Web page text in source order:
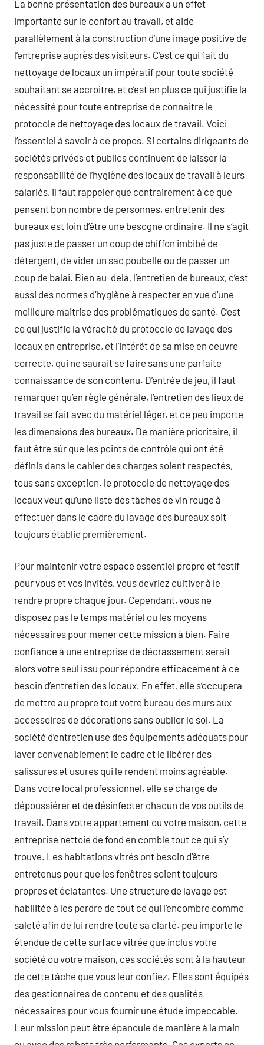
La bonne présentation des bureaux a un effet
importante sur le confort au travail, et aide
parallèlement à la construction d’une image positive de
l’entreprise auprès des visiteurs. C’est ce qui fait du
nettoyage de locaux un impératif pour toute société
souhaitant se accroitre, et c’est en plus ce qui justifie la
nécessité pour toute entreprise de connaitre le
protocole de nettoyage des locaux de travail. Voici
l’essentiel à savoir à ce propos. Si certains dirigeants de
sociétés privées et publics continuent de laisser la
responsabilité de l’hygiène des locaux de travail à leurs
salariés, il faut rappeler que contrairement à ce que
pensent bon nombre de personnes, entretenir des
bureaux est loin d’être une besogne ordinaire. Il ne s’agit
pas juste de passer un coup de chiffon imbibé de
détergent, de vider un sac poubelle ou de passer un
coup de balai. Bien au-delà, l’entretien de bureaux, c’est
aussi des normes d’hygiène à respecter en vue d’une
meilleure maitrise des problématiques de santé. C’est
ce qui justifie la véracité du protocole de lavage des
locaux en entreprise, et l’intérêt de sa mise en oeuvre
correcte, qui ne saurait se faire sans une parfaite
connaissance de son contenu. D’entrée de jeu, il faut
remarquer qu’en règle générale, l’entretien des lieux de
travail se fait avec du matériel léger, et ce peu importe
les dimensions des bureaux. De manière prioritaire, il
faut être sûr que les points de contrôle qui ont été
définis dans le cahier des charges soient respectés,
tous sans exception. le protocole de nettoyage des
locaux veut qu’une liste des tâches de vin rouge à
effectuer dans le cadre du lavage des bureaux soit
toujours établie premièrement.
Pour maintenir votre espace essentiel propre et festif
pour vous et vos invités, vous devriez cultiver à le
rendre propre chaque jour. Cependant, vous ne
disposez pas le temps matériel ou les moyens
nécessaires pour mener cette mission à bien. Faire
confiance à une entreprise de décrassement serait
alors votre seul issu pour répondre efficacement à ce
besoin d’entretien des locaux. En effet, elle s’occupera
de mettre au propre tout votre bureau des murs aux
accessoires de décorations sans oublier le sol. La
société d’entretien use des équipements adéquats pour
laver convenablement le cadre et le libérer des
salissures et usures qui le rendent moins agréable.
Dans votre local professionnel, elle se charge de
dépoussiérer et de désinfecter chacun de vos outils de
travail. Dans votre appartement ou votre maison, cette
entreprise nettoie de fond en comble tout ce qui s’y
trouve. Les habitations vitrés ont besoin d’être
entretenus pour que les fenêtres soient toujours
propres et éclatantes. Une structure de lavage est
habilitée à les perdre de tout ce qui l’encombre comme
saleté afin de lui rendre toute sa clarté. peu importe le
étendue de cette surface vitrée que inclus votre
société ou votre maison, ces sociétés sont à la hauteur
de cette tâche que vous leur confiez. Elles sont équipés
des gestionnaires de contenu et des qualités
nécessaires pour vous fournir une étude impeccable.
Leur mission peut être épanouie de manière à la main